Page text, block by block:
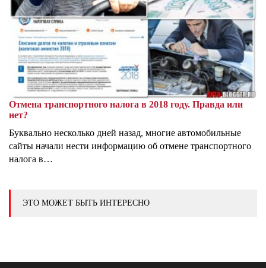
Отмена транспортного налога в 2018 году. Правда или
нет?
Буквально несколько дней назад, многие автомобильные
сайты начали нести информацию об отмене транспортного
налога в…
ЭТО МОЖЕТ БЫТЬ ИНТЕРЕСНО